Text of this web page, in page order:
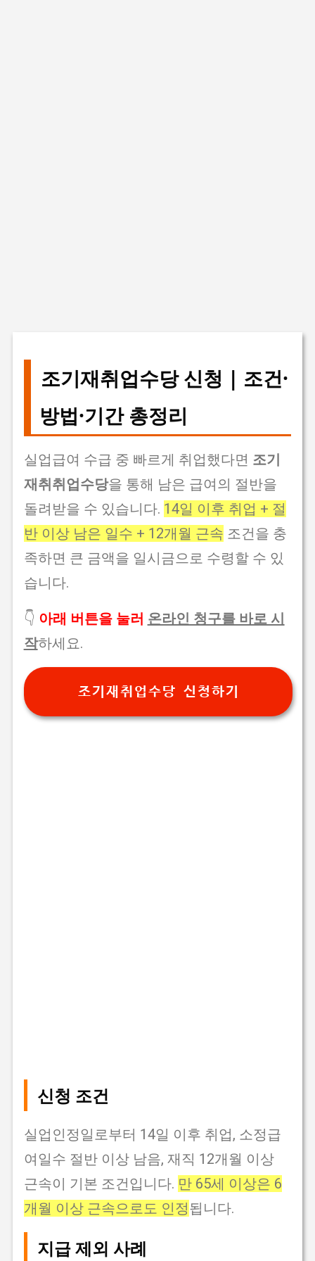
조기재취업수당 신청 | 조건·
방법·기간 총정리
실업급여 수급 중 빠르게 취업했다면 조기
재취취업수당을 통해 남은 급여의 절반을
돌려받을 수 있습니다. 14일 이후 취업 + 절
반 이상 남은 일수 + 12개월 근속 조건을 충
족하면 큰 금액을 일시금으로 수령할 수 있
습니다.
👇 아래 버튼을 눌러 온라인 청구를 바로 시
작하세요.
조기재취업수당 신청하기
신청 조건
실업인정일로부터 14일 이후 취업, 소정급
여일수 절반 이상 남음, 재직 12개월 이상
근속이 기본 조건입니다. 만 65세 이상은 6
개월 이상 근속으로도 인정됩니다.
지급 제외 사례